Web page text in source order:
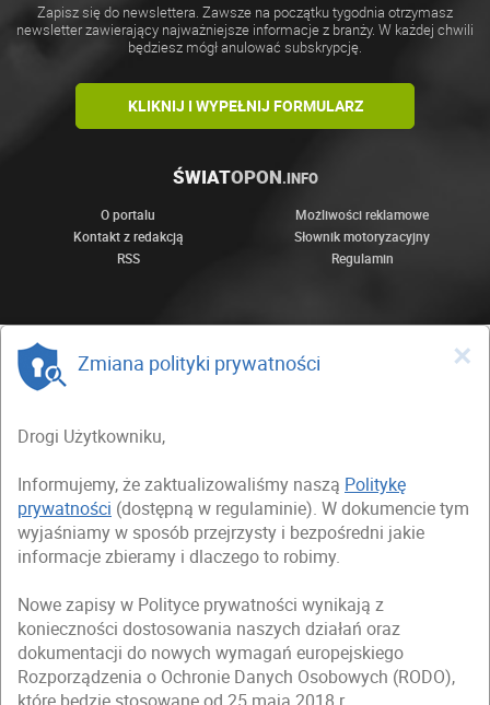
Zapisz się do newslettera. Zawsze na początku tygodnia otrzymasz
newsletter zawierający najważniejsze informacje z branży. W każdej chwili
będziesz mógł anulować subskrypcję.
KLIKNIJ I WYPEŁNIJ FORMULARZ
ŚWIATOPON.INFO
O portalu
Możliwości reklamowe
Kontakt z redakcją
Słownik motoryzacyjny
RSS
Regulamin
×
Zmiana polityki prywatności
Drogi Użytkowniku,
Informujemy, że zaktualizowaliśmy naszą Politykę
prywatności (dostępną w regulaminie). W dokumencie tym
wyjaśniamy w sposób przejrzysty i bezpośredni jakie
informacje zbieramy i dlaczego to robimy.
Nowe zapisy w Polityce prywatności wynikają z
konieczności dostosowania naszych działań oraz
dokumentacji do nowych wymagań europejskiego
Rozporządzenia o Ochronie Danych Osobowych (RODO),